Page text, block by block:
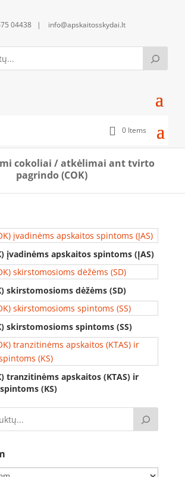
04438 | info@apskaitosskydai.lt
0 Items
cokoliai / atkėlimai ant tvirto
pagrindo (COK)
įvadinėms apskaitos spintoms (ĮAS)
skirstomosioms dėžėms (SD)
skirstomosioms spintoms (SS)
tranzitinėms apskaitos (KTAS) ir
(KS)